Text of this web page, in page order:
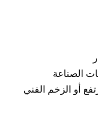
الصناعة
أو الزخم الفني